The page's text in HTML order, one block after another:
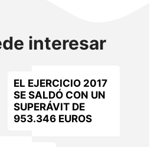
interesar
EL EJERCICIO 2017
SE SALDÓ CON UN
SUPERÁVIT DE
953.346 EUROS